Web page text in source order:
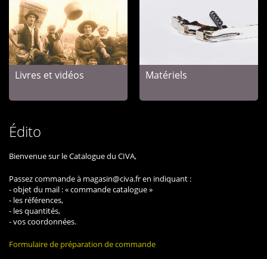
Livres et vidéos Matériels
Édito
Bienvenue sur le Catalogue du CIVA,
Passez commande à magasin@civa.fr en indiquant :
- objet du mail : « commande catalogue »
- les références,
- les quantités,
- vos coordonnées.
Formulaire de préparation de commande